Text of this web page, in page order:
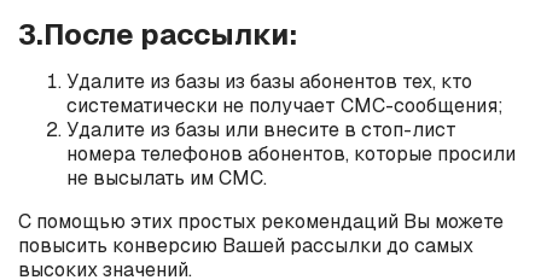
3.После рассылки:
Удалите из базы из базы абонентов тех, кто
систематически не получает СМС-сообщения;
Удалите из базы или внесите в стоп-лист
номера телефонов абонентов, которые просили
не высылать им СМС.
С помощью этих простых рекомендаций Вы можете
повысить конверсию Вашей рассылки до самых
высоких значений.